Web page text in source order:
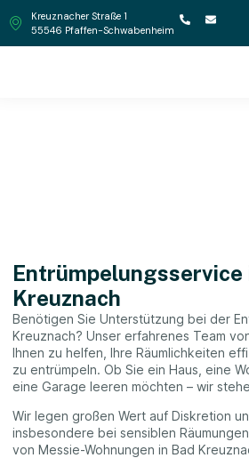
Kreuznacher Straße 1
55546 Pfaffen-Schwabenheim
Entrümpelungsservice
Kreuznach
Benötigen Sie Unterstützung bei der
Kreuznach? Unser erfahrenes Team
Ihnen zu helfen, Ihre Räumlichkeiten
zu entrümpeln. Ob Sie ein Haus, eine
eine Garage leeren möchten – wir
Wir legen großen Wert auf Diskretion
insbesondere bei sensiblen
von Messie-Wohnungen in Bad